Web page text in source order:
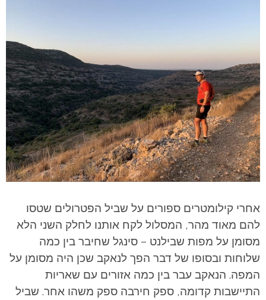
אחרי קילומטרים ספורים על שביל הפטרולים שטסו
להם מאוד מהר, המסלול לקח אותנו לחלק השני הלא
מסומן על מפות שבילנט – סינגל שחיבר בין כמה
שלוחות ובסופו של דבר הפך לנאקב שכן היה מסומן על
המפה. הנאקב עבר בין כמה אזורים עם שאריות
התיישבות קדומה, ספק חירבה ספק משהו אחר. שביל